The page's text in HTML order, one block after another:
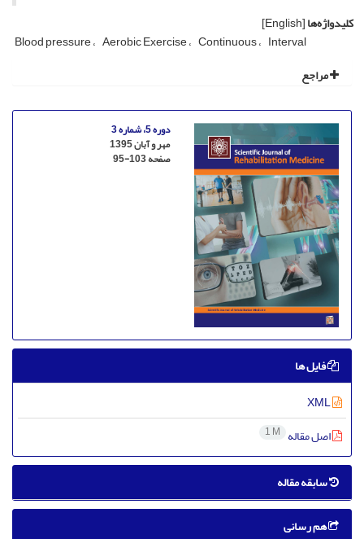
کلیدواژه‌ها[English]
Blood pressure Aerobic Exercise Continuous Interval
مراجع
دوره 5، شماره 3
مهر و آبان 1395
صفحه95-103
فایل ها
اصل مقاله 1 M
سابقه مقاله
هم رسانی